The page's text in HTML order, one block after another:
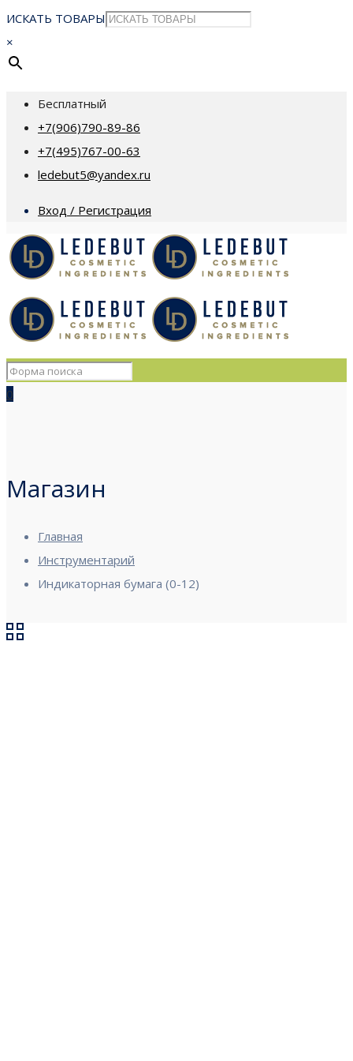
ИСКАТЬ ТОВАРЫ
×
Бесплатный
+7(906)790-89-86
+7(495)767-00-63
ledebut5@yandex.ru
Вход / Регистрация
0
Магазин
Главная
Инструментарий
Индикаторная бумага (0-12)